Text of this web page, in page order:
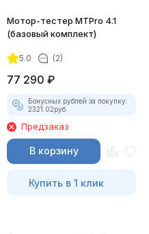
Мотор-тестер MTPro 4.1
(базовый комплект)
5.0 (2)
77 290 ₽
Бонусных рублей за покупку:
2321.02руб.
Предзаказ
В корзину
Купить в 1 клик